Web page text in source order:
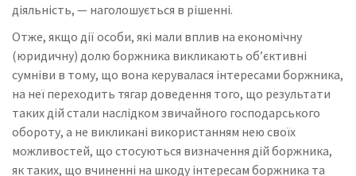
діяльність, — наголошується в рішенні.
Отже, якщо дії особи, які мали вплив на економічну
(юридичну) долю боржника викликають об’єктивні
сумніви в тому, що вона керувалася інтересами боржника,
на неї переходить тягар доведення того, що результати
таких дій стали наслідком звичайного господарського
обороту, а не викликані використанням нею своїх
можливостей, що стосуються визначення дій боржника,
як таких, що вчиненні на шкоду інтересам боржника та